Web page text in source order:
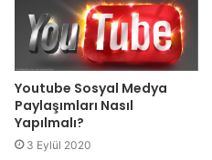
Youtube Sosyal Medya
Paylaşımları Nasıl
Yapılmalı?
3 Eylül 2020